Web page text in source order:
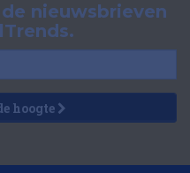
nieuwsbrieven
hoogte